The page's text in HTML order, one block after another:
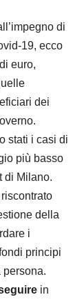
di
19, ecco
euro,
dei
stati i casi di
più basso
di Milano.
della
i
principi
persona.
in